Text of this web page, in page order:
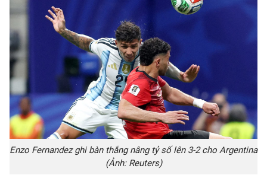
Enzo Fernandez ghi bàn thắng nâng tỷ số lên 3-2 cho Argentina
(Ảnh: Reuters)